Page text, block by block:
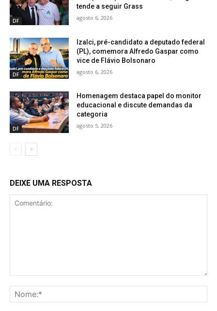
DF
tende a seguir Grass
agosto 6, 2026
DF
Izalci, pré-candidato a deputado federal
(PL), comemora Alfredo Gaspar como
vice de Flávio Bolsonaro
agosto 6, 2026
DF
Homenagem destaca papel do monitor
educacional e discute demandas da
categoria
agosto 5, 2026
DEIXE UMA RESPOSTA